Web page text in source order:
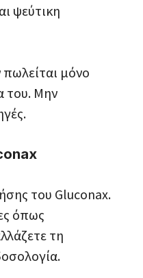
ψεύτικη
μόνο
του. Μην
του Gluconax.
όπως
τη